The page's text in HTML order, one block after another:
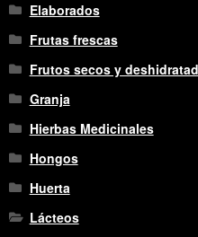
Elaborados
Frutas frescas
Frutos secos y
Granja
Hierbas Medicinales
Hongos
Huerta
Lácteos